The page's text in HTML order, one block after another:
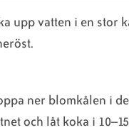
upp vatten i en stor
ner blomkålen i
och låt koka i